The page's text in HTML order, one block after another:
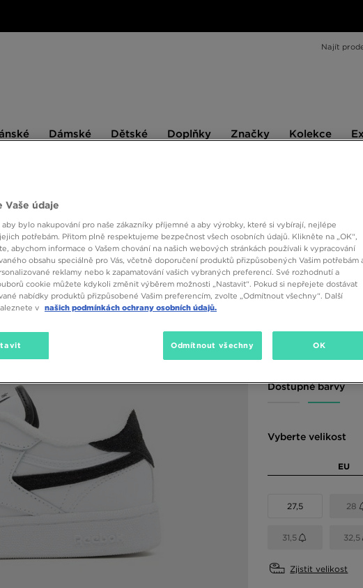
Najít
Dámské Dětské Doplňky Značky Kolekce
ONLY AT JD
REEBOK
590 Kč
Dostupné barvy
Vyberte velikost
EU
27,5 28
31,5 32,5
Zjistit velikost
Vaše údaje
aby bylo nakupování pro naše zákazníky příjemné a aby výrobky, které si vybírají, nejlépe
potřebám. Přitom plně respektujeme bezpečnost všech osobních údajů. Klikněte na „OK“,
abychom informace o Vašem chování na našich webových stránkách používali k vypracování
obsahu speciálně pro Vás, včetně doporučení produktů přizpůsobených Vašim potřebám
reklamy nebo k zapamatování vašich vybraných preferencí. Své rozhodnutí a
cookie můžete kdykoli změnit výběrem možnosti „Nastavit“. Pokud si nepřejete dostávat
nabídky produktů přizpůsobené Vašim preferencím, zvolte „Odmítnout všechny“. Další
v našich podmínkách ochrany osobních údajů.
Odmítnout všechny OK